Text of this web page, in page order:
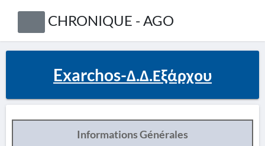
CHRONIQUE - AGO
Exarchos-Δ.Δ.Εξάρχου
Informations Générales